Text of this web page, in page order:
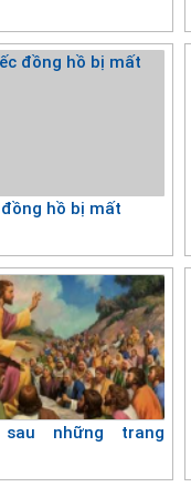
đồng hồ bị mất
sau những trang